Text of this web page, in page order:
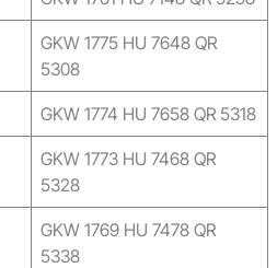
GKW 1775 HU 7648 QR
5308
GKW 1774 HU 7658 QR 5318
GKW 1773 HU 7468 QR
5328
GKW 1769 HU 7478 QR
5338